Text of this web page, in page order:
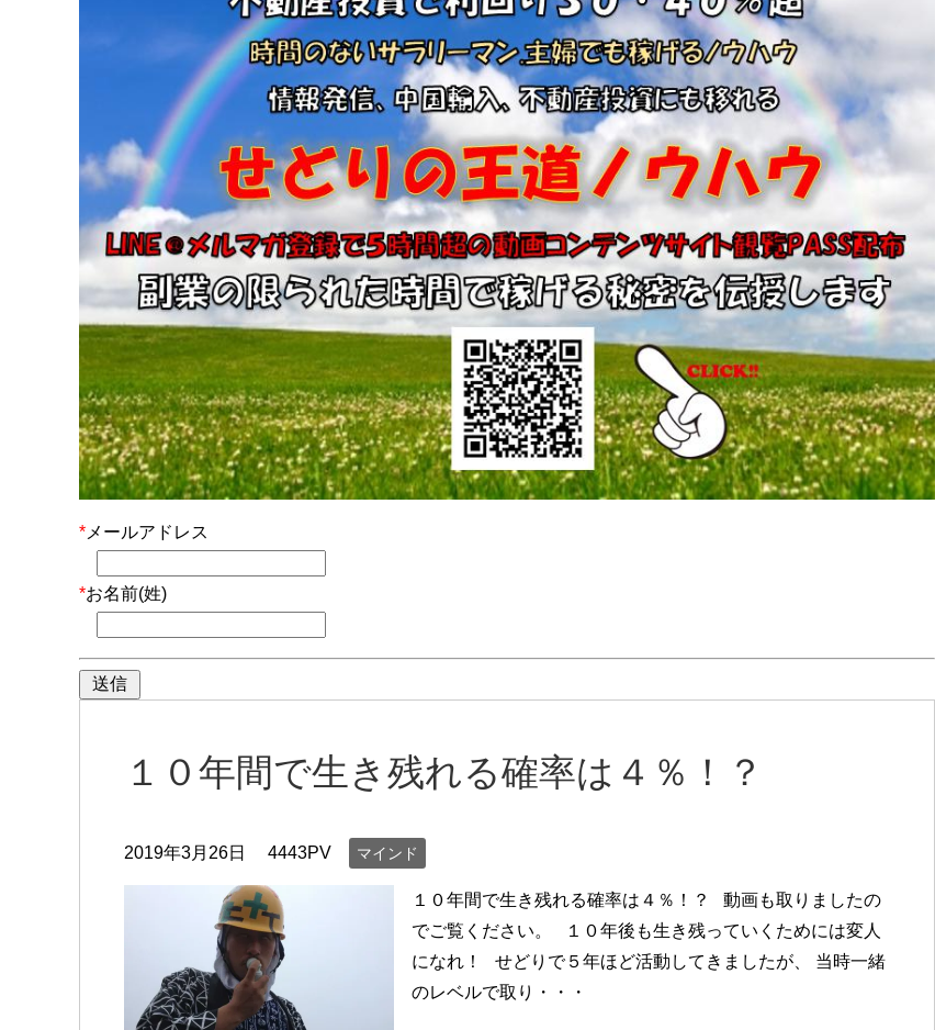
* メールアドレス
*お名前(姓)
１０年間で生き残れる確率は４％！？
2019年3月26日 4443PV マインド
１０年間で生き残れる確率は４％！？ 動画も取りましたの
でご覧ください。 １０年後も生き残っていくためには変人
になれ！ せどりで５年ほど活動してきましたが、 当時一緒
のレベルで取り・・・